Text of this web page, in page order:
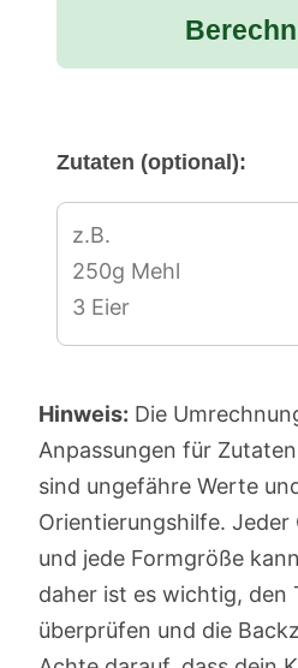
Zutaten (optional):
Hinweis: Die
Anpassungen für
sind ungefähre Werte
Orientierungshilfe. Jeder
und jede Formgröße
daher ist es wichtig, den
überprüfen und die